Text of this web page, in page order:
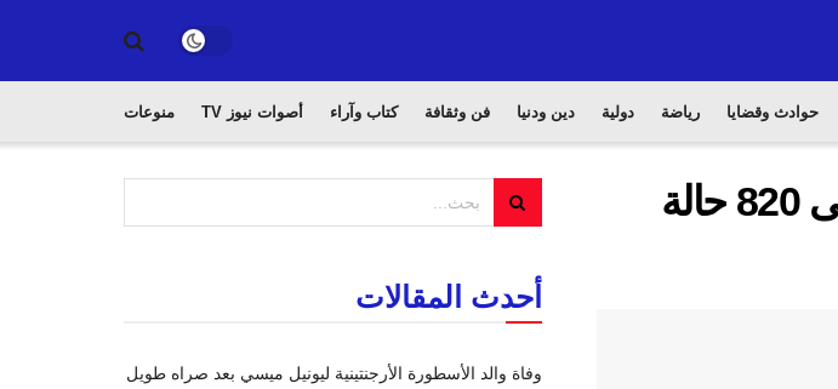
حوادث وقضايا رياضة دولية دين ودنيا فن وثقافة كتاب وآراء أصوات نيوز TV منوعات
عاجل | إرتفاع حصيلة ضحايا زلزال المغرب إلى 820 حالة
أحدث المقالات
وفاة والد الأسطورة الأرجنتينية ليونيل ميسي بعد صراه طويل